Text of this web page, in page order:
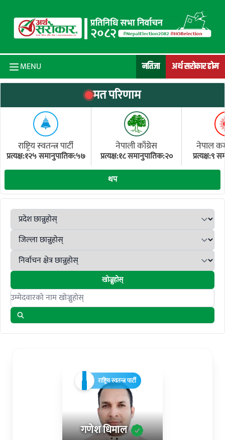
MENU नतिजा अर्थ सरोकार होम
मत परिणाम
राष्ट्रिय स्वतन्त्र पार्टी
प्रत्यक्ष:१२५ समानुपातिक:५७
नेपाली काँग्रेस
प्रत्यक्ष:१८ समानुपातिक:२०
नेपाल
प्रत्यक्ष:९
थप
खोज्नुहोस्
Search candidates
गणेश धिमाल
राष्ट्रिय स्वतन्त्र पार्टी